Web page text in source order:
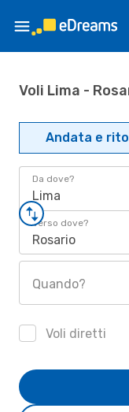
Voli Lima -
Andata e
Da dove?
Lima
Verso dove?
Rosario
Quando?
Voli diretti